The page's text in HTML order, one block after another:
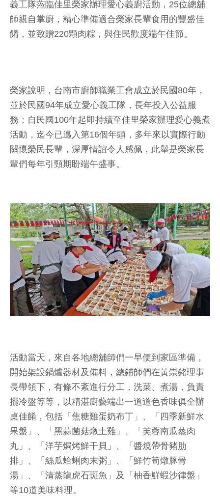
義工隊蒞臨佳里榮家辦理愛心義廚活動，25位總舖
師親自掌廚，精心準備適合榮家長輩食用的豐盛佳
餚，並致贈220顆肉粽，與住民歡度端午佳節。
榮家說明，台南市廚師職業工會成立於民國80年，
並於民國94年成立愛心義工隊，長年投入公益服
務；自民國100年起即持續至佳里榮家辦理愛心義煮
活動，迄今已邁入第16個年頭，多年來以實際行動
關懷榮民長輩，深厚情誼令人感佩，此舉是榮家長
輩們每年引頸期盼端午盛事。
活動當天，來自各地總舖師們一早便到家區準備，
開始架設鍋爐器材及備料，總鋪師們在黃崇銘理事
長帶領下，有條不紊進行分工，洗菜、煮湯，負責
擺冷盤等等，以精湛廚藝端出一道道色香味俱全辦
桌佳餚，包括「焦糖雞蛋奶布丁」、「四季新鮮水
果盤」、「黑蒜菌菇燉土雞」、「芙蓉南瓜蒸肉
丸」、「洋芋焗烤鮮干貝」、「醬燒帶骨豬肋
排」、「絲瓜蛤蜊肉末粥」、「鮮竹筍燉豚骨
湯」、「清蒸龍虎石斑魚」及「柚香鮮蝦沙律盤」
等10道美味料理。